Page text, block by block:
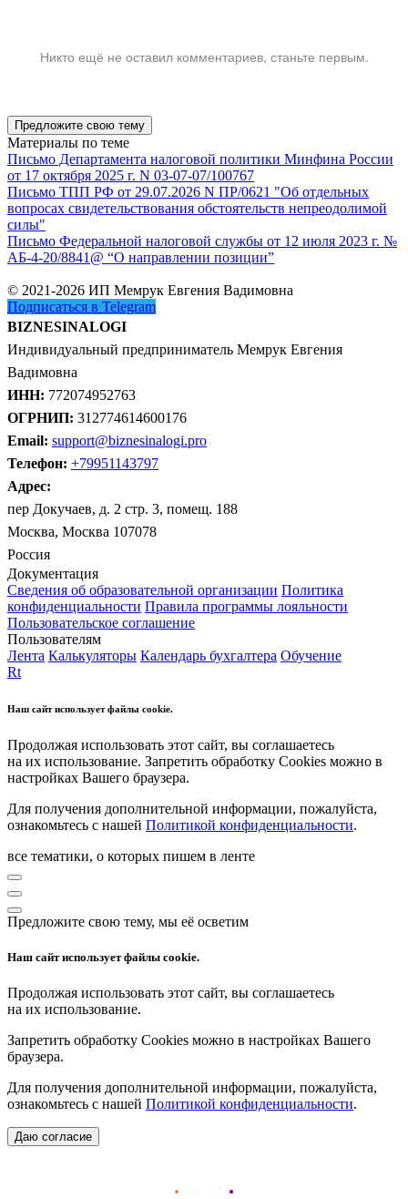
Никто ещё не оставил комментариев, станьте первым.
Предложите свою тему
Материалы по теме
Письмо Департамента налоговой политики Минфина России
от 17 октября 2025 г. N 03-07-07/100767
Письмо ТПП РФ от 29.07.2026 N ПР/0621 "Об отдельных
вопросах свидетельствования обстоятельств непреодолимой
силы"
Письмо Федеральной налоговой службы от 12 июля 2023 г. №
АБ-4-20/8841@ “О направлении позиции”
© 2021-2026 ИП Мемрук Евгения Вадимовна
Подписаться в Telegram
BIZNESINALOGI
Индивидуальный предприниматель Мемрук Евгения
Вадимовна
ИНН: 772074952763
ОГРНИП: 312774614600176
Email: support@biznesinalogi.pro
Телефон: +79951143797
Адрес:
пер Докучаев, д. 2 стр. 3, помещ. 188
Москва, Москва 107078
Россия
Документация
Сведения об образовательной организации Политика
конфиденциальности Правила программы лояльности
Пользовательское соглашение
Пользователям
Лента Калькуляторы Календарь бухгалтера Обучение
Rt
Наш сайт использует файлы cookie.
Продолжая использовать этот сайт, вы соглашаетесь
на их использование. Запретить обработку Cookies можно в
настройках Вашего браузера.
Для получения дополнительной информации, пожалуйста,
ознакомьтесь с нашей Политикой конфиденциальности.
все тематики, о которых пишем в ленте
Предложите свою тему, мы её осветим
Наш сайт использует файлы cookie.
Продолжая использовать этот сайт, вы соглашаетесь
на их использование.
Запретить обработку Cookies можно в настройках Вашего
браузера.
Для получения дополнительной информации, пожалуйста,
ознакомьтесь с нашей Политикой конфиденциальности.
Даю согласие